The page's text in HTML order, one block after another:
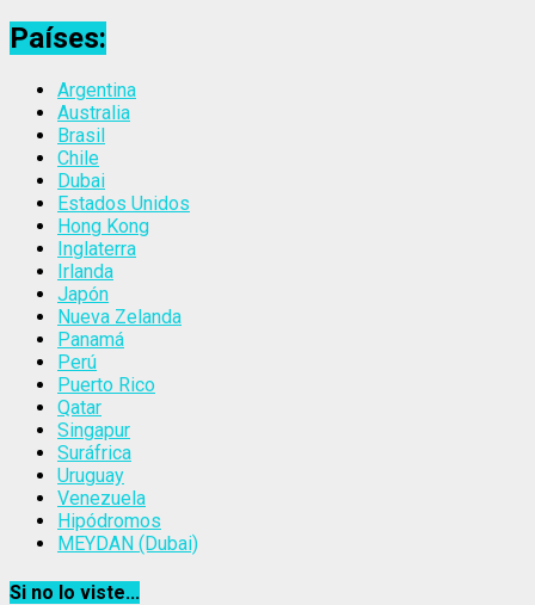
Países:
Argentina
Australia
Brasil
Chile
Dubai
Estados Unidos
Hong Kong
Inglaterra
Irlanda
Japón
Nueva Zelanda
Panamá
Perú
Puerto Rico
Qatar
Singapur
Suráfrica
Uruguay
Venezuela
Hipódromos
MEYDAN (Dubai)
Si no lo viste...